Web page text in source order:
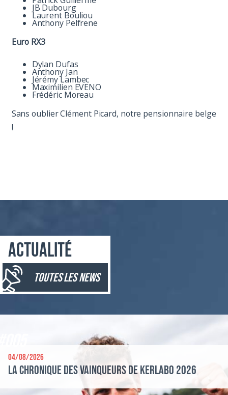
JB Dubourg
Laurent Bouliou
Anthony Pelfrene
Euro RX3
Dylan Dufas
Anthony Jan
Jérémy Lambec
Maximilien EVENO
Frédéric Moreau
Sans oublier Clément Picard, notre pensionnaire belge
!
Actualité
toutes les news
04/08/2026
La chronique des vainqueurs de Kerlabo 2026